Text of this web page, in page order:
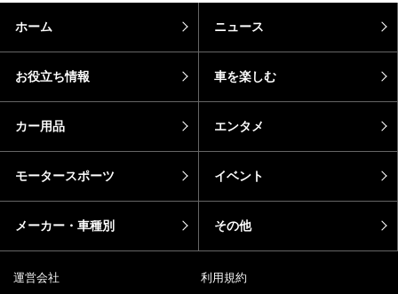
ホーム ニュース
お役立ち情報 車を楽しむ
カー用品 エンタメ
モータースポーツ イベント
メーカー・車種別 その他
運営会社 利用規約